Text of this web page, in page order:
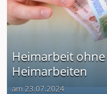
Heimarbeit ohne
Heimarbeiten
am 23.07.2024